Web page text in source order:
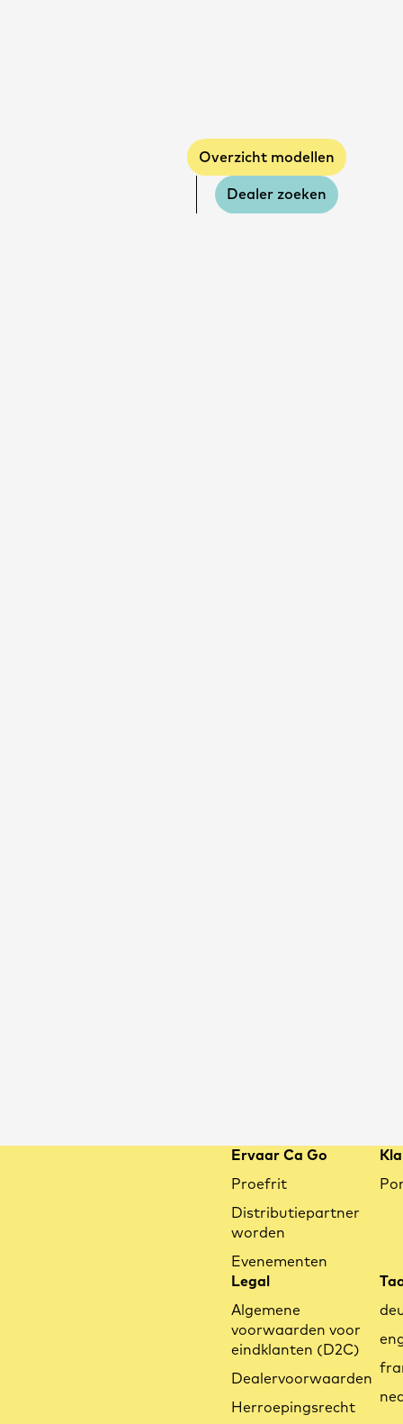
Overzicht modellen
Dealer zoeken
Ervaar Ca Go
Proefrit
Distributiepartner
worden
Evenementen
Legal
Algemene
voorwaarden voor
eindklanten (D2C)
Dealervoorwaarden
Herroepingsrecht